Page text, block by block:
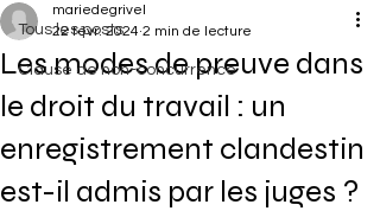
Tous les posts
Clause de non-concurrence
Les modes de preuve dans
le droit du travail : un
enregistrement clandestin
est-il admis par les juges ?
mariedegrivel
22 févr. 2024 2 min de lecture